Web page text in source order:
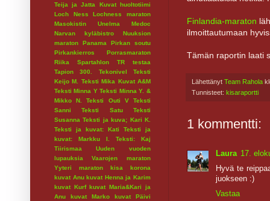
Finlandia-maraton
ilmoittautumaan
Tämän raportin laati
Lähettänyt Team Rahola
Tunnisteet: kisaraportti
1 kommentti:
Laura 17.
Hyvä te
juokseen :)
Vastaa
Teija ja Jatta
Kuvat huoltotiimi
Loch Ness
Lochness maraton
Masokistin Unelma
Medoc
Narvan kyläbistro
Nuuksion
maraton
Panama
Pirkan soutu
Pirkankierros
Porrasmaraton
Riika
Spartahlon
TR testaa
Tapion 300.
Tekonivel
Teksti
Keijo M.
Teksti Mika Kuvat A&M
Teksti Minna Y Teksti Minna Y. &
Mikko N.
Teksti Outi V
Teksti
Sanni
Teksti Satu
Teksti
Susanna Teksti ja kuva; Kari K.
Teksti ja kuvat: Kati
Teksti ja
kuvat: Markku I.
Teksti: Kaj
Tiirismaa
Uuden vuoden
lupauksia
Vaarojen maraton
Yyteri maraton
kisa
korona
kuvat Anu kuvat Henna ja Karim
kuvat Kurf kuvat Maria&Kari ja
Anu
kuvat Marko
kuvat Päivi